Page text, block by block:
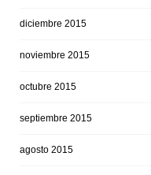
diciembre 2015
noviembre 2015
octubre 2015
septiembre 2015
agosto 2015